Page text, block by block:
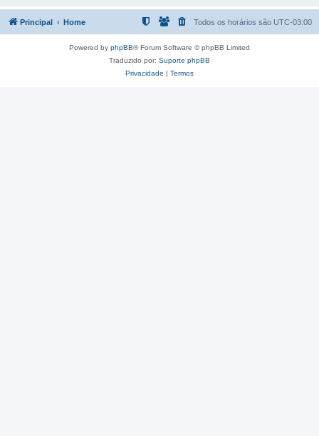
Principal Home Todos os horários são UTC-03:00
Powered by phpBB® Forum Software © phpBB Limited
Traduzido por: Suporte phpBB
Privacidade | Termos